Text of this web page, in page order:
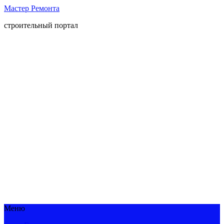
Мастер Ремонта
строительный портал
Меню